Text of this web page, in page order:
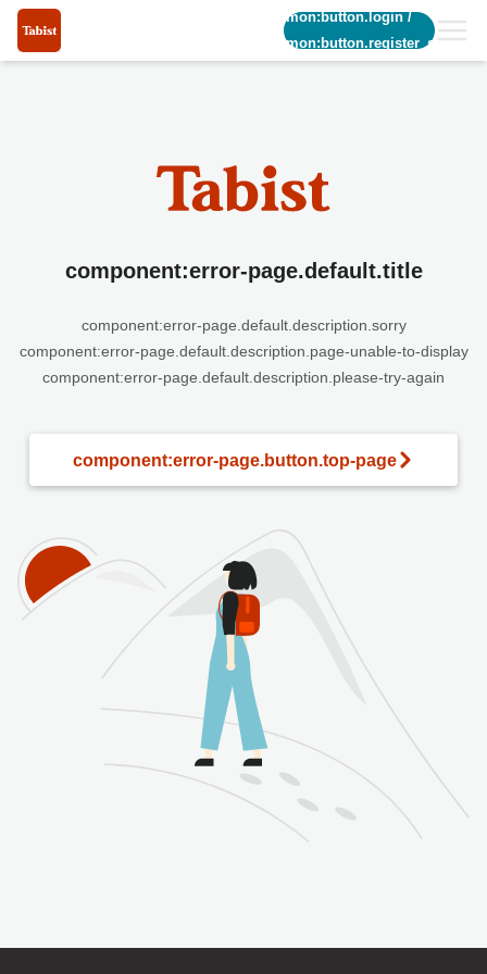
common:button.login/
common:button.register_short
component:error-page.default.title
component:error-page.default.description.sorry
component:error-page.default.description.page-unable-to-display
component:error-page.default.description.please-try-again
component:error-page.button.top-page